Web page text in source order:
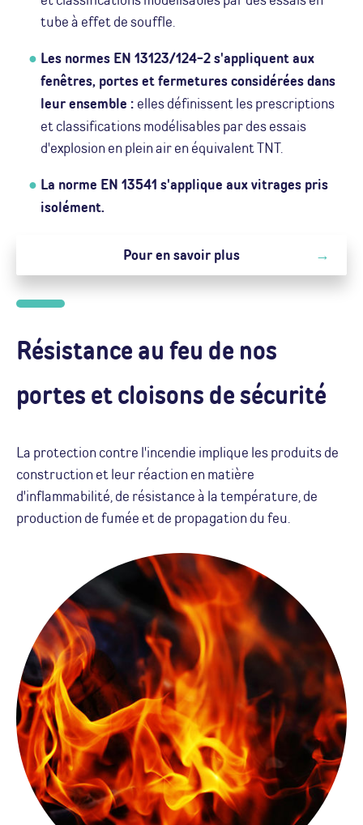
tube à effet de souffle.
Les normes EN 13123/124-2 s'appliquent aux
fenêtres, portes et fermetures considérées dans
leur ensemble : elles définissent les prescriptions
et classifications modélisables par des essais
d'explosion en plein air en équivalent TNT.
La norme EN 13541 s'applique aux vitrages pris
isolément.
Pour en savoir plus
Résistance au feu de nos
portes et cloisons de sécurité
La protection contre l'incendie implique les produits de
construction et leur réaction en matière
d'inflammabilité, de résistance à la température, de
production de fumée et de propagation du feu.